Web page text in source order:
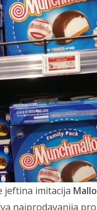
jeftina imitacija
najprodavanija